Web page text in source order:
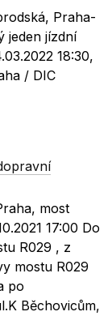
Praha-
jeden jízdní
18:30,
/ DIC
most
17:00 Do
R029 , z
mostu R029
po
Běchovicům,